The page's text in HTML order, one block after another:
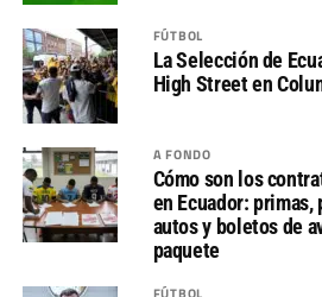
FÚTBOL
La Selección de
High Street en
A FONDO
Cómo son los
en Ecuador:
autos y boletos de
paquete
FÚTBOL